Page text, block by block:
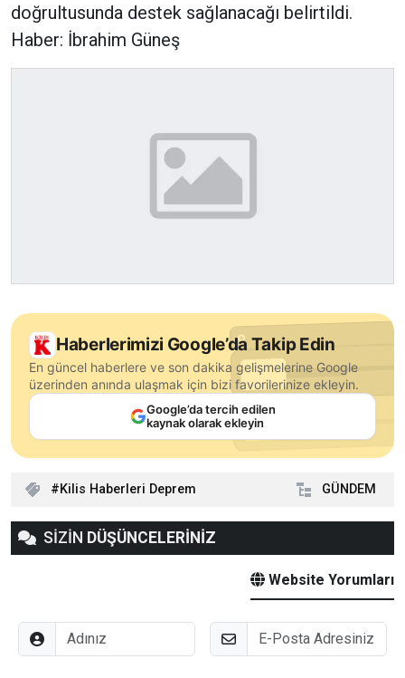
doğrultusunda destek sağlanacağı belirtildi.
Haber: İbrahim Güneş
Haberlerimizi Google’da Takip Edin
En güncel haberlere ve son dakika gelişmelerine Google
üzerinden anında ulaşmak için bizi favorilerinize ekleyin.
Google’da tercih edilen
kaynak olarak ekleyin
Kilis Haberleri Deprem GÜNDEM
SİZİN DÜŞÜNCELERİNİZ
Website Yorumları
Adınız E-Posta